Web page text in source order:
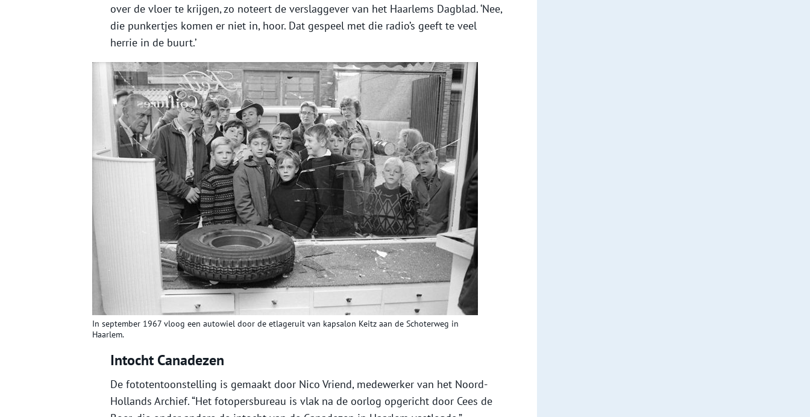
over de vloer te krijgen, zo noteert de verslaggever van het Haarlems Dagblad. ‘Nee,
die punkertjes komen er niet in, hoor. Dat gespeel met die radio’s geeft te veel
herrie in de buurt.’
In september 1967 vloog een autowiel door de etlageruit van kapsalon Keitz aan de Schoterweg in
Haarlem.
Intocht Canadezen
De fototentoonstelling is gemaakt door Nico Vriend, medewerker van het Noord-
Hollands Archief. “Het fotopersbureau is vlak na de oorlog opgericht door Cees de